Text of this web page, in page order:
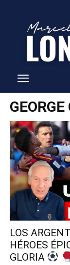
LOS
HÉROES
GLORIA